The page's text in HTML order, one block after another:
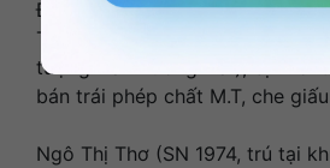
Đinh Văn Thiết (SN 2001, trú tại
Thuận, huyện Tân Sơn, tỉnh Phú
tượng Hà Thương Hải), bị khởi
bán trái phép chất M.T, che
Ngô Thị Thơ (SN 1974, trú tại